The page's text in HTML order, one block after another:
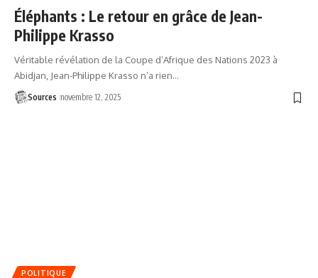
Éléphants : Le retour en grâce de Jean-
Philippe Krasso
Véritable révélation de la Coupe d’Afrique des Nations 2023 à
Abidjan, Jean-Philippe Krasso n’a rien…
Sources novembre 12, 2025
POLITIQUE